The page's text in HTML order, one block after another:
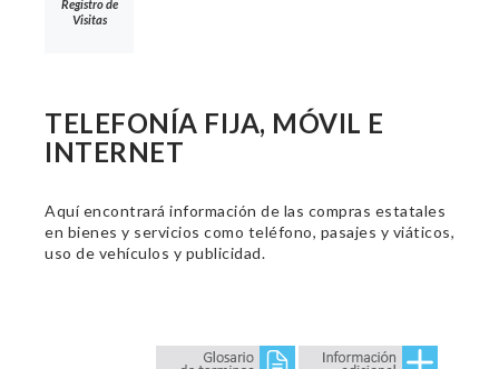
Registro de
Visitas
TELEFONÍA FIJA, MÓVIL E
INTERNET
Aquí encontrará información de las compras estatales
en bienes y servicios como teléfono, pasajes y viáticos,
uso de vehículos y publicidad.